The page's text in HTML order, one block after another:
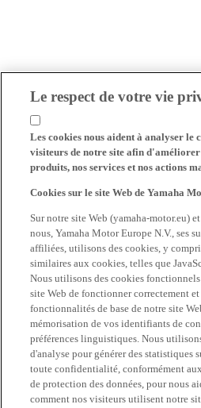
Le respect de votre vie
Les cookies nous aident à analyser le
visiteurs de notre site afin d'améliorer
produits, nos services et nos actions
Cookies sur le site Web de Yamaha
Sur notre site Web (yamaha-motor.eu)
nous, Yamaha Motor Europe N.V., ses
affiliées, utilisons des cookies, y
similaires aux cookies, telles que
Nous utilisons des cookies
site Web de fonctionner correctement
fonctionnalités de base de notre site
mémorisation de vos identifiants de
préférences linguistiques. Nous
d'analyse pour générer des statistiques
toute confidentialité, conformément
de protection des données, pour nous
comment nos visiteurs utilisent notre